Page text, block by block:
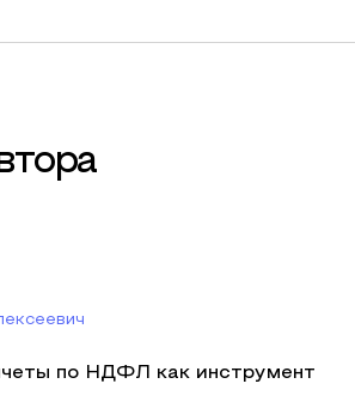
по НДФЛ как инструмент